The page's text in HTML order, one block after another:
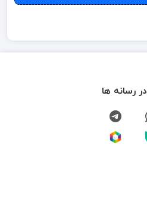
در رسانه ها